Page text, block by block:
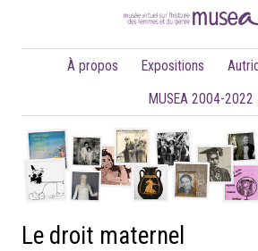
À propos Expositions
MUSEA 2004-2022
Le droit maternel